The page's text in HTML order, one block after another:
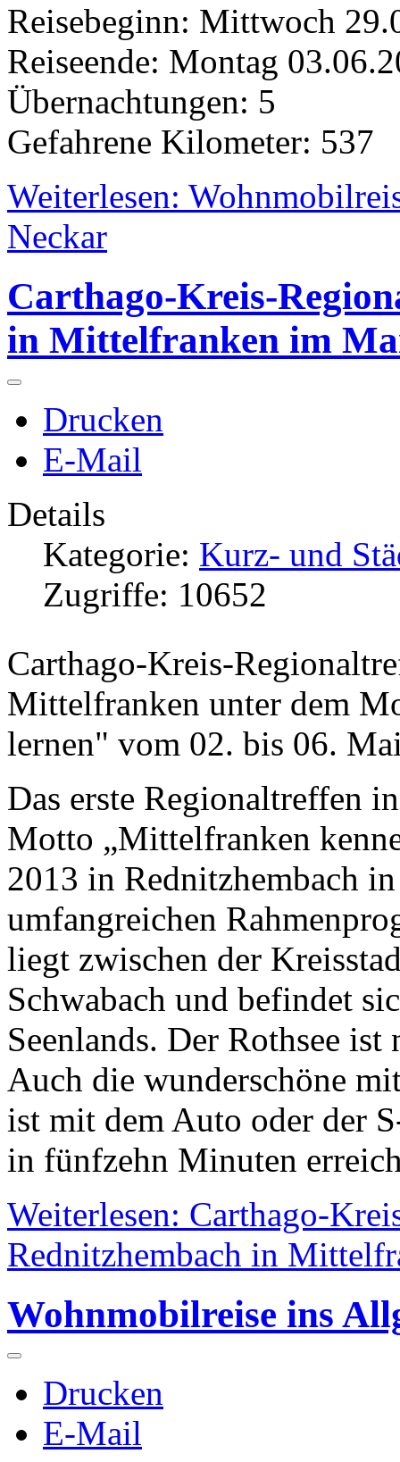
Reisebeginn: Mittwoch
Reiseende: Montag
Übernachtungen: 5
Gefahrene Kilometer: 537
Weiterlesen:
Neckar
Carthago-Kreis-
in Mittelfranken im
Drucken
E-Mail
Details
Kategorie: Kurz- und
Zugriffe: 10652
Carthago-Kreis-
Mittelfranken unter dem
lernen" vom 02. bis 06.
Das erste Regionaltreffen
Motto „Mittelfranken
2013 in Rednitzhembach
umfangreichen
liegt zwischen der
Schwabach und befindet
Seenlands. Der Rothsee
Auch die wunderschöne
ist mit dem Auto oder der
in fünfzehn Minuten
Weiterlesen: Carthago-
Rednitzhembach in
Wohnmobilreise ins
Drucken
E-Mail